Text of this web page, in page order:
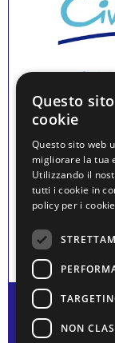
©
Questo
cookie
Questo sito web
migliorare la tua
Utilizzando il
tutti i cookie in
policy per i
NON